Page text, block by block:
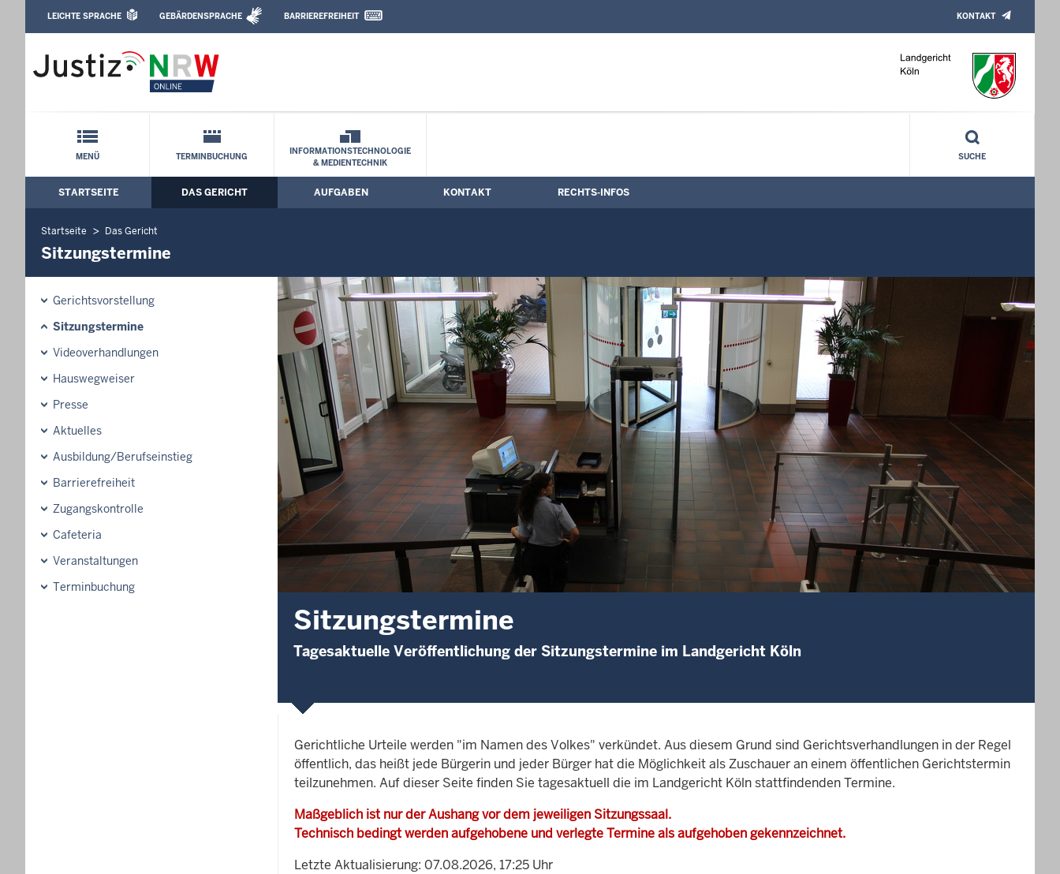
Landgericht Köln: Sitzungstermine
Leichte Sprache, Gebärdensprachenvideo und Kontaktformular
LEICHTE SPRACHE GEBÄRDENSPRACHE BARRIEREFREIHEIT KONTAKT
Schnellnavigation mit Volltext-Suche
MENÜ TERMINBUCHUNG
INFORMATIONSTECHNOLOGIE
& MEDIENTECHNIK
SUCHE
Hauptmenü: Hauptnavigation
STARTSEITE DAS GERICHT AUFGABEN KONTAKT RECHTS-INFOS
Startseite Das Gericht
Sitzungstermine
Gerichtsvorstellung
Sitzungstermine
Videoverhandlungen
Hauswegweiser
Presse
Aktuelles
Ausbildung/Berufseinstieg
Barrierefreiheit
Zugangskontrolle
Cafeteria
Veranstaltungen
Terminbuchung
Sitzungstermine
Tagesaktuelle Veröffentlichung der Sitzungstermine im Landgericht Köln
Gerichtliche Urteile werden "im Namen des Volkes" verkündet. Aus diesem Grund sind Gerichtsverhandlungen in der Regel
öffentlich, das heißt jede Bürgerin und jeder Bürger hat die Möglichkeit als Zuschauer an einem öffentlichen Gerichtstermin
teilzunehmen. Auf dieser Seite finden Sie tagesaktuell die im Landgericht Köln stattfindenden Termine.
Maßgeblich ist nur der Aushang vor dem jeweiligen Sitzungssaal.
Technisch bedingt werden aufgehobene und verlegte Termine als aufgehoben gekennzeichnet.
Letzte Aktualisierung: 07.08.2026, 17:25 Uhr